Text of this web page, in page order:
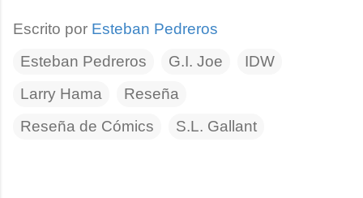
Escrito por Esteban Pedreros
Esteban Pedreros
G.I. Joe
IDW
Larry Hama
Reseña
Reseña de Cómics
S.L. Gallant